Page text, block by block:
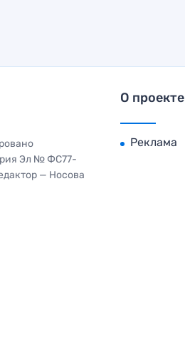
Эл № ФС77-
— Носова
О проекте
Реклама